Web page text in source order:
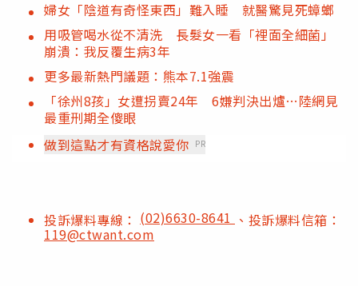
婦女「陰道有奇怪東西」難入睡 就醫驚見死蟑螂
用吸管喝水從不清洗 長髮女一看「裡面全細菌」
崩潰：我反覆生病3年
更多最新熱門議題：熊本7.1強震
「徐州8孩」女遭拐賣24年 6嫌判決出爐…陸網見
最重刑期全傻眼
做到這點才有資格說愛你 PR
投訴爆料專線： (02)6630-8641 、投訴爆料信箱：
119@ctwant.com